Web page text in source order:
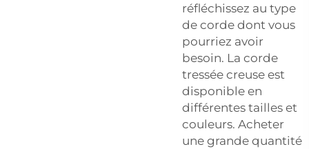
réfléchissez au type
de corde dont vous
pourriez avoir
besoin. La corde
tressée creuse est
disponible en
différentes tailles et
couleurs. Acheter
une grande quantité